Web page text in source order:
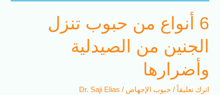
6 أنواع من حبوب تنزل
الجنين من الصيدلية
وأضرارها
اترك تعليقاً /حبوب الإجهاض /
Dr. Saji Elias